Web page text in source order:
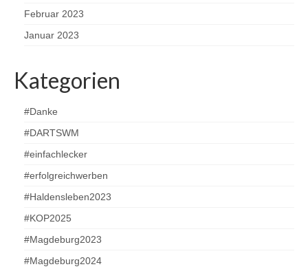
Februar 2023
Januar 2023
Kategorien
#Danke
#DARTSWM
#einfachlecker
#erfolgreichwerben
#Haldensleben2023
#KOP2025
#Magdeburg2023
#Magdeburg2024